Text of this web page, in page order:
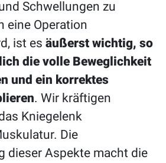
Schwellungen zu
eine Operation
ist es äußerst wichtig, so
die volle Beweglichkeit
und ein korrektes
. Wir kräftigen
Kniegelenk
Die
dieser Aspekte macht die